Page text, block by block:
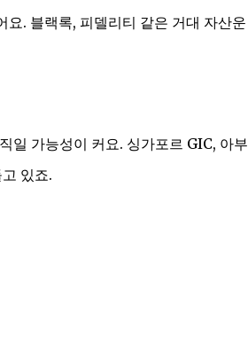
. 블랙록, 피델리티 같은 거대 자산운
일 가능성이 커요. 싱가포르 GIC, 아부
있죠.